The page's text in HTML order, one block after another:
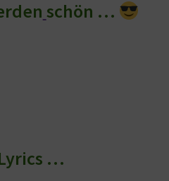
schön …
…